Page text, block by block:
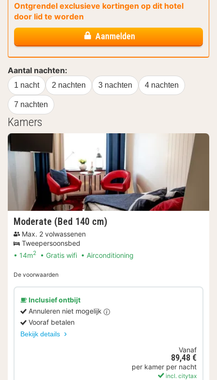
Ontgrendel exclusieve kortingen op dit hotel
door lid te worden
Aanmelden
Aantal nachten:
1 nacht 2 nachten 3 nachten 4 nachten
7 nachten
Kamers
Moderate (Bed 140 cm)
Max. 2 volwassenen
Tweepersoonsbed
14m2 Gratis wifi Airconditioning
De voorwaarden
Inclusief ontbijt
Annuleren niet mogelijk
Vooraf betalen
Bekijk details
Vanaf
89,48 €
per kamer per nacht
incl. citytax